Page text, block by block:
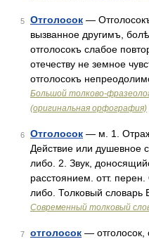
5 Отголосок —
вызванное другимъ,
отголосокъ слабое
отечеству не земное
отголосокъ
Большой толково-
(оригинальная орфография)
6 Отголосок — м. 1.
Действие или душевное
либо. 2. Звук,
расстоянием. отт.
либо. Толковый
Современный толковый
7 отголосок — отголосок,